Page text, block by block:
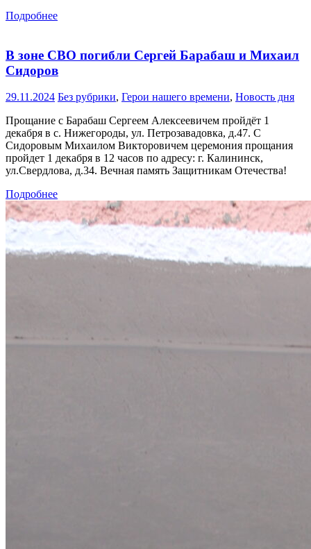
Подробнее
В зоне СВО погибли Сергей Барабаш и Михаил
Сидоров
29.11.2024 Без рубрики, Герои нашего времени, Новость дня
Прощание с Барабаш Сергеем Алексеевичем пройдёт 1
декабря в с. Нижегороды, ул. Петрозавадовка, д.47. С
Сидоровым Михаилом Викторовичем церемония прощания
пройдет 1 декабря в 12 часов по адресу: г. Калининск,
ул.Свердлова, д.34. Вечная память Защитникам Отечества!
Подробнее